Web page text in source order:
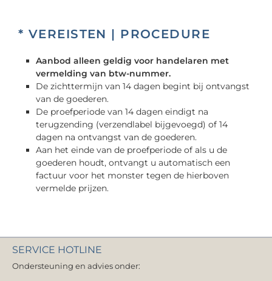
* VEREISTEN | PROCEDURE
Aanbod alleen geldig voor handelaren met
vermelding van btw-nummer.
De zichttermijn van 14 dagen begint bij ontvangst
van de goederen.
De proefperiode van 14 dagen eindigt na
terugzending (verzendlabel bijgevoegd) of 14
dagen na ontvangst van de goederen.
Aan het einde van de proefperiode of als u de
goederen houdt, ontvangt u automatisch een
factuur voor het monster tegen de hierboven
vermelde prijzen.
SERVICE HOTLINE
Ondersteuning en advies onder: